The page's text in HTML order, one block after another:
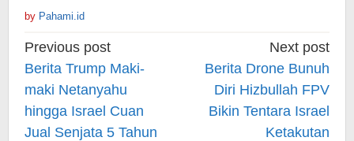
by Pahami.id
Post
navigation
Previous post
Berita Trump Maki-
maki Netanyahu
hingga Israel Cuan
Jual Senjata 5 Tahun
Next post
Berita Drone Bunuh
Diri Hizbullah FPV
Bikin Tentara Israel
Ketakutan